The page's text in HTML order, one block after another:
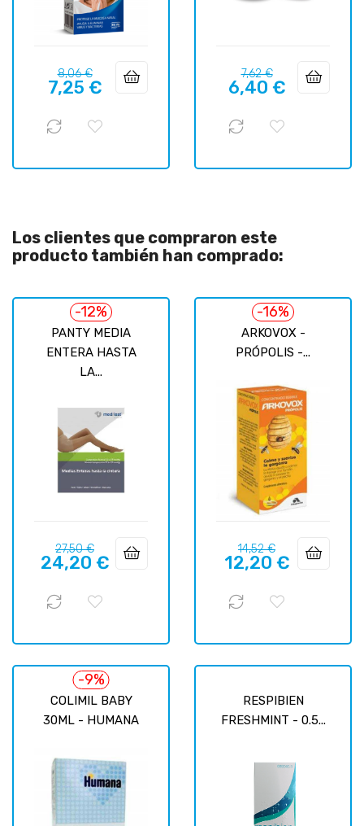
Precio
regular
8,06 €Precio
7,25 €
Precio
regular
7,62 €Precio
6,40 €
Los clientes que compraron este
producto también han comprado:
PANTY MEDIA
ENTERA HASTA
LA...
-12%
Precio
regular
27,50 €Precio
24,20 €
ARKOVOX -
PRÓPOLIS -...
-16%
Precio
regular
14,52 €Precio
12,20 €
COLIMIL BABY
30ML - HUMANA
-9%
RESPIBIEN
FRESHMINT - 0.5...